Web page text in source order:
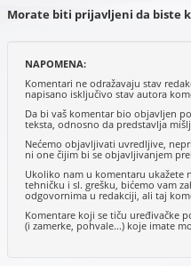
Morate biti prijavljeni da biste
NAPOMENA:
Komentari ne odražavaju stav
napisano isključivo stav autora
Da bi vaš komentar bio objavljen
teksta, odnosno da predstavlja
Nećemo objavljivati uvredljive,
ni one čijim bi se objavljivanjem
Ukoliko nam u komentaru ukažete
tehničku i sl. grešku, bićemo vam
odgovornima u redakciji, ali taj
Komentare koji se tiču uređivačke
(i zamerke, pohvale...) koje imate